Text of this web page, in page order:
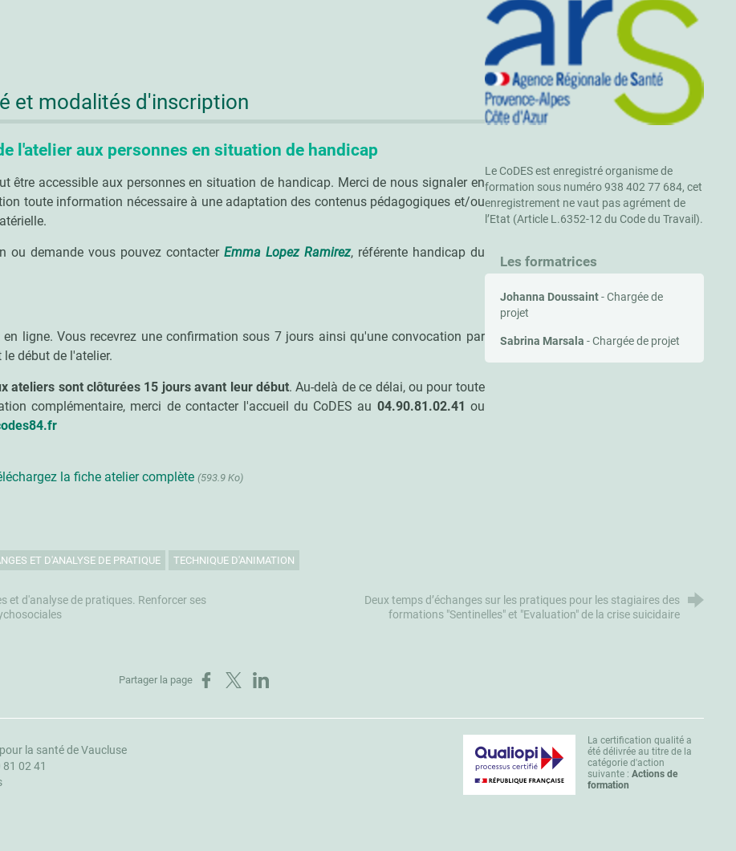
et modalités d'inscription
l'atelier aux personnes en situation de handicap
être accessible aux personnes en situation de handicap. Merci de nous signaler en
toute information nécessaire à une adaptation des contenus pédagogiques et/ou
ou demande vous pouvez contacter Emma Lopez Ramirez, référente handicap du
ligne. Vous recevrez une confirmation sous 7 jours ainsi qu'une convocation par
début de l'atelier.
ateliers sont clôturées 15 jours avant leur début. Au-delà de ce délai, ou pour toute
complémentaire, merci de contacter l'accueil du CoDES au 04.90.81.02.41 ou
la fiche atelier complète (593.9 Ko)
Le CoDES est enregistré organisme de
formation sous numéro 938 402 77 684, cet
enregistrement ne vaut pas agrément de
l’Etat (Article L.6352-12 du Code du Travail).
Les formatrices
Johanna Doussaint- Chargée de
projet
Sabrina Marsala - Chargée de projet
ET D'ANALYSE DE PRATIQUE TECHNIQUE D'ANIMATION
et d'analyse de pratiques. Renforcer ses
Deux temps d’échanges sur les pratiques pour les stagiaires des
formations "Sentinelles" et "Evaluation" de la crise suicidaire
Partager la page Partager sur Facebook
Partager sur XPartager sur LinkedIn
la santé de Vaucluse
02 41
La certification qualité a
été délivrée au titre de la
catégorie d'action
suivante : Actions de
formation